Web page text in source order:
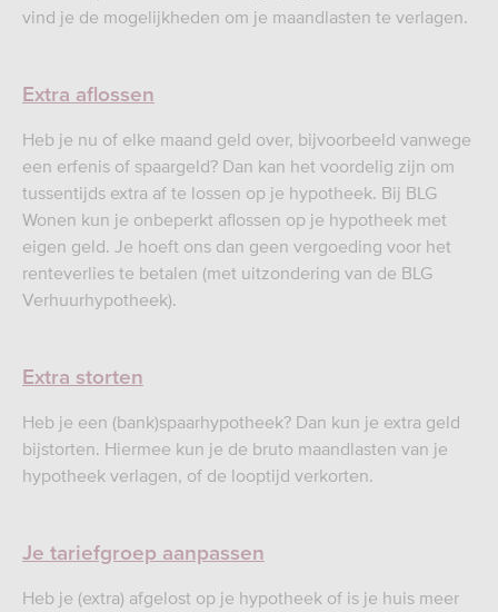
vind je de mogelijkheden om je maandlasten te verlagen.
Extra aflossen
Heb je nu of elke maand geld over, bijvoorbeeld vanwege
een erfenis of spaargeld? Dan kan het voordelig zijn om
tussentijds extra af te lossen op je hypotheek. Bij BLG
Wonen kun je onbeperkt aflossen op je hypotheek met
eigen geld. Je hoeft ons dan geen vergoeding voor het
renteverlies te betalen (met uitzondering van de BLG
Verhuurhypotheek).
Extra storten
Heb je een (bank)spaarhypotheek? Dan kun je extra geld
bijstorten. Hiermee kun je de bruto maandlasten van je
hypotheek verlagen, of de looptijd verkorten.
Je tariefgroep aanpassen
Heb je (extra) afgelost op je hypotheek of is je huis meer